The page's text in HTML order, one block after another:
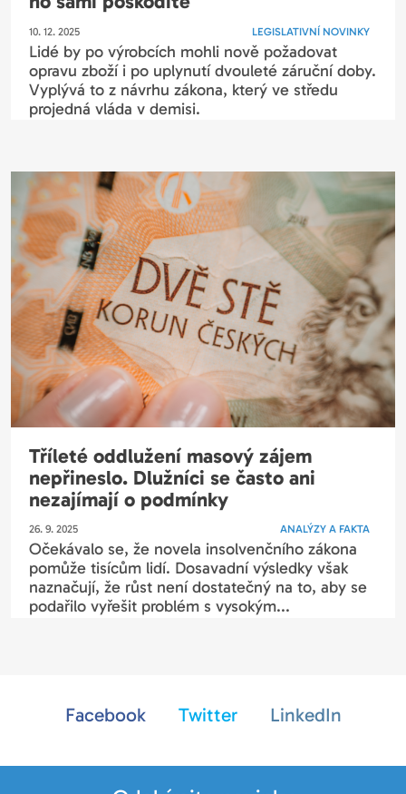
10. 12. 2025 LEGISLATIVNÍ NOVINKY
Lidé by po výrobcích mohli nově požadovat
opravu zboží i po uplynutí dvouleté záruční doby.
Vyplývá to z návrhu zákona, který ve středu
projedná vláda v demisi.
Tříleté oddlužení masový zájem
nepřineslo. Dlužníci se často ani
nezajímají o podmínky
26. 9. 2025 ANALÝZY A FAKTA
Očekávalo se, že novela insolvenčního zákona
pomůže tisícům lidí. Dosavadní výsledky však
naznačují, že růst není dostatečný na to, aby se
podařilo vyřešit problém s vysokým...
Facebook Twitter LinkedIn